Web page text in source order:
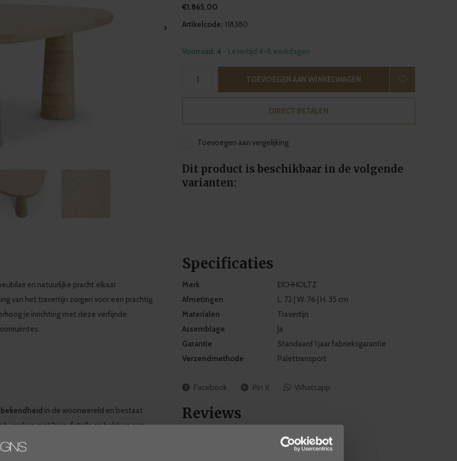
€1.865,00
Artikelcode: 118380
Voorraad: 4 - Levertijd 4-8 werkdagen
TOEVOEGEN AAN WINKELWAGEN
DIRECT BETALEN
Toevoegen aan vergelijking
Dit product is beschikbaar in de volgende
varianten:
en natuurlijke pracht elkaar
van het travertijn zorgen voor een prachtig
je inrichting met deze verfijnde
in de woonwereld en bestaat
werken metluxe detailsen hebben een
vind je een
modern chic
Specificaties
Merk
EICHHOLTZ
Afmetingen
L. 72 | W. 76 | H. 35 cm
Materialen
Travertijn
Assemblage
Ja
Garantie
Standaard 1 jaar fabrieksgarantie
Verzendmethode
Palettransport
Facebook Pin it Whatsapp
Reviews